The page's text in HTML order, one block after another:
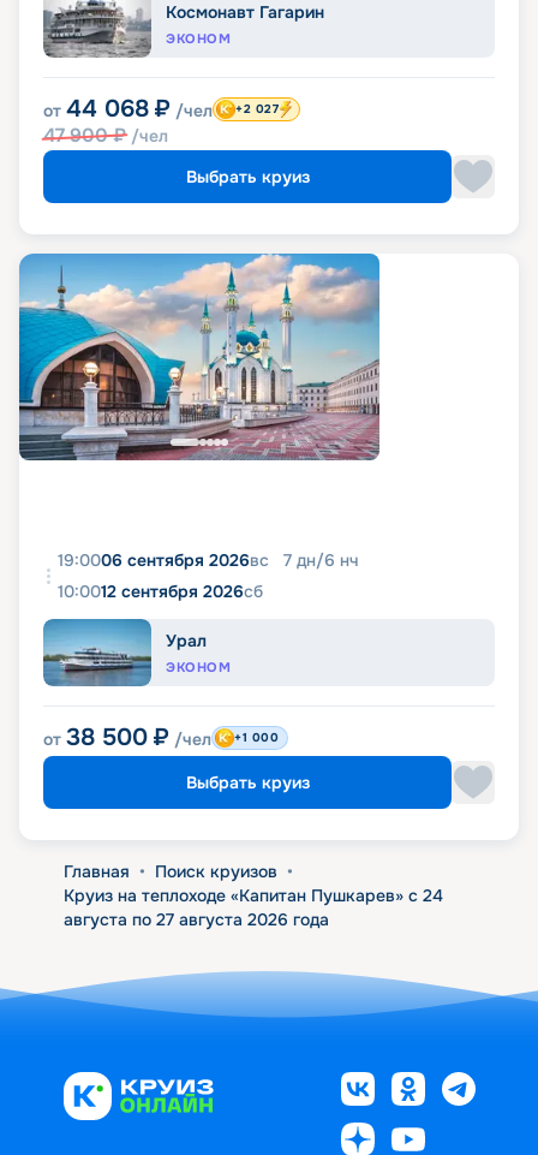
Космонавт Гагарин
ЭКОНОМ
от 44 068 ₽ /чел
47 900₽ /чел
+2 027
Выбрать круиз
19:0006 сентября 2026вс 7 дн/6 нч
10:0012 сентября 2026сб
Урал
ЭКОНОМ
от 38 500 ₽ /чел +1 000
Выбрать круиз
Главная • Поиск круизов •
Круиз на теплоходе «Капитан Пушкарев» с 24
августа по 27 августа 2026 года